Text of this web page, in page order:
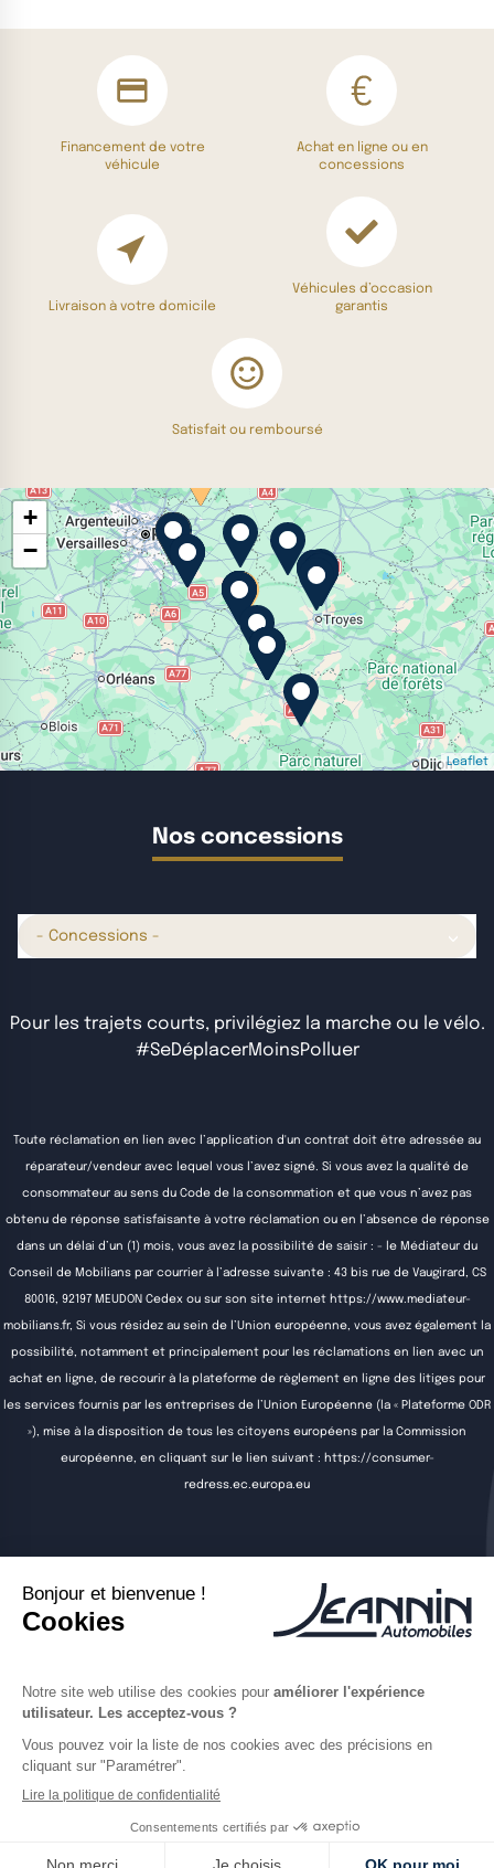
Financement de votre
véhicule
Achat en ligne ou en
concessions
Livraison à votre domicile
Véhicules d’occasion
garantis
Satisfait ou remboursé
+
−
Leaflet
Nos concessions
- Concessions -
Pour les trajets courts, privilégiez la marche ou le vélo.
#SeDéplacerMoinsPolluer
Toute réclamation en lien avec l’application d'un contrat doit être adressée au
réparateur/vendeur avec lequel vous l’avez signé. Si vous avez la qualité de
consommateur au sens du Code de la consommation et que vous n’avez pas
obtenu de réponse satisfaisante à votre réclamation ou en l’absence de réponse
dans un délai d’un (1) mois, vous avez la possibilité de saisir : - le Médiateur du
Conseil de Mobilians par courrier à l’adresse suivante : 43 bis rue de Vaugirard, CS
80016, 92197 MEUDON Cedex ou sur son site internet https://www.mediateur-
mobilians.fr, Si vous résidez au sein de l’Union européenne, vous avez également la
possibilité, notamment et principalement pour les réclamations en lien avec un
achat en ligne, de recourir à la plateforme de règlement en ligne des litiges pour
les services fournis par les entreprises de l’Union Européenne (la « Plateforme ODR
»), mise à la disposition de tous les citoyens européens par la Commission
européenne, en cliquant sur le lien suivant : https://consumer-
redress.ec.europa.eu
Acheter Vendre Entretenir Louer
Actualités
Contact
Offres d'emploi